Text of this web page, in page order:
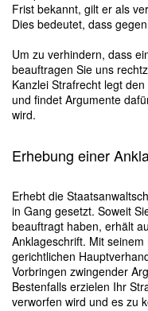
Frist bekannt, gilt er als
Dies bedeutet, dass
Um zu verhindern, dass
beauftragen Sie uns
Kanzlei Strafrecht legt
und findet Argumente
wird.
Erhebung einer
Erhebt die
in Gang gesetzt. Soweit
beauftragt haben, erhält
Anklageschrift. Mit
gerichtlichen
Vorbringen zwingender
Bestenfalls erzielen Ihr
verworfen wird und es zu